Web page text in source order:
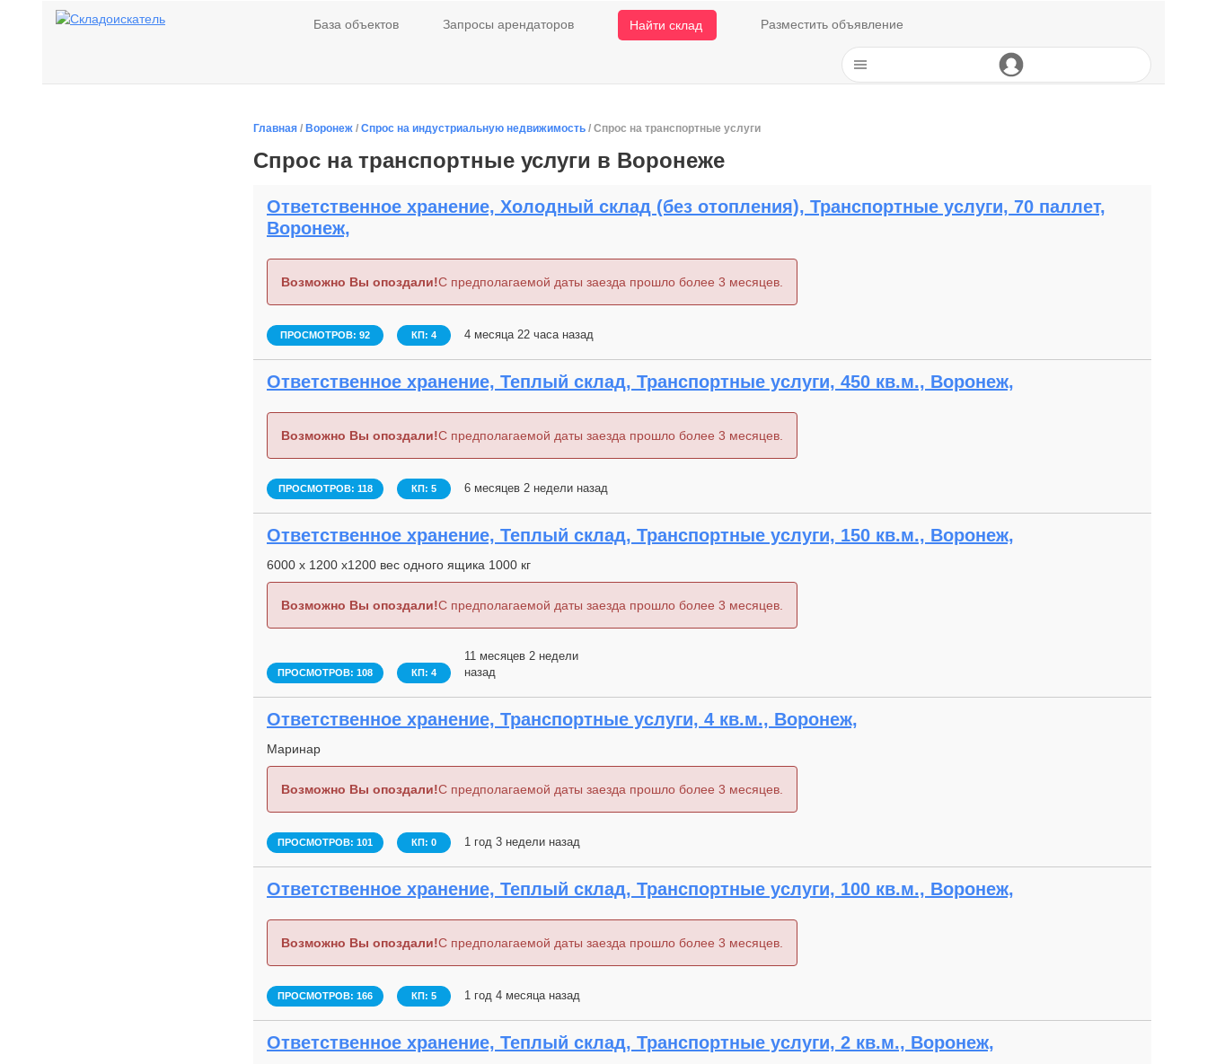
База объектов Запросы арендаторов Найти склад Разместить объявление
Главная / Воронеж / Спрос на индустриальную недвижимость / Спрос на транспортные услуги
Спрос на транспортные услуги в Воронеже
Ответственное хранение, Холодный склад (без отопления), Транспортные услуги, 70 паллет,
Воронеж,
Возможно Вы опоздали!С предполагаемой даты заезда прошло более 3 месяцев.
ПРОСМОТРОВ: 92 КП: 4 4 месяца 22 часа назад
Ответственное хранение, Теплый склад, Транспортные услуги, 450 кв.м., Воронеж,
Возможно Вы опоздали!С предполагаемой даты заезда прошло более 3 месяцев.
ПРОСМОТРОВ: 118 КП: 5 6 месяцев 2 недели назад
Ответственное хранение, Теплый склад, Транспортные услуги, 150 кв.м., Воронеж,
6000 х 1200 х1200 вес одного ящика 1000 кг
Возможно Вы опоздали!С предполагаемой даты заезда прошло более 3 месяцев.
ПРОСМОТРОВ: 108 КП: 4
11 месяцев 2 недели
назад
Ответственное хранение, Транспортные услуги, 4 кв.м., Воронеж,
Маринар
Возможно Вы опоздали!С предполагаемой даты заезда прошло более 3 месяцев.
ПРОСМОТРОВ: 101 КП: 0 1 год 3 недели назад
Ответственное хранение, Теплый склад, Транспортные услуги, 100 кв.м., Воронеж,
Возможно Вы опоздали!С предполагаемой даты заезда прошло более 3 месяцев.
ПРОСМОТРОВ: 166 КП: 5 1 год 4 месяца назад
Ответственное хранение, Теплый склад, Транспортные услуги, 2 кв.м., Воронеж,